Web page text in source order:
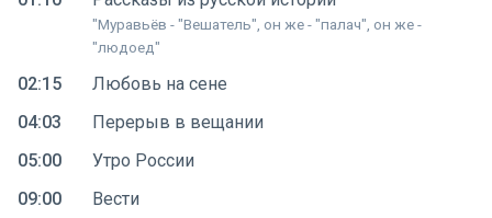
"Муравьёв - "Вешатель", он же - "палач", он же -
"людоед"
02:15
Любовь на сене
04:03
Перерыв в вещании
05:00
Утро России
09:00
Вести